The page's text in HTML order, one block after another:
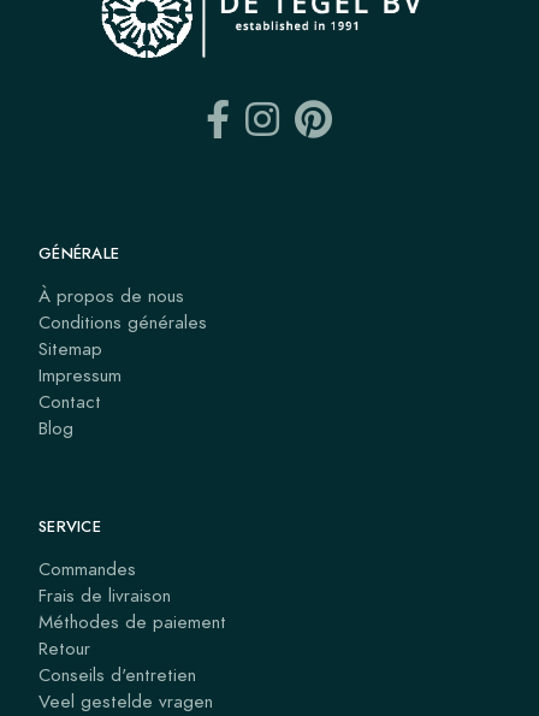
GÉNÉRALE
À propos de nous
Conditions générales
Sitemap
Impressum
Contact
Blog
SERVICE
Commandes
Frais de livraison
Méthodes de paiement
Retour
Conseils d'entretien
Veel gestelde vragen